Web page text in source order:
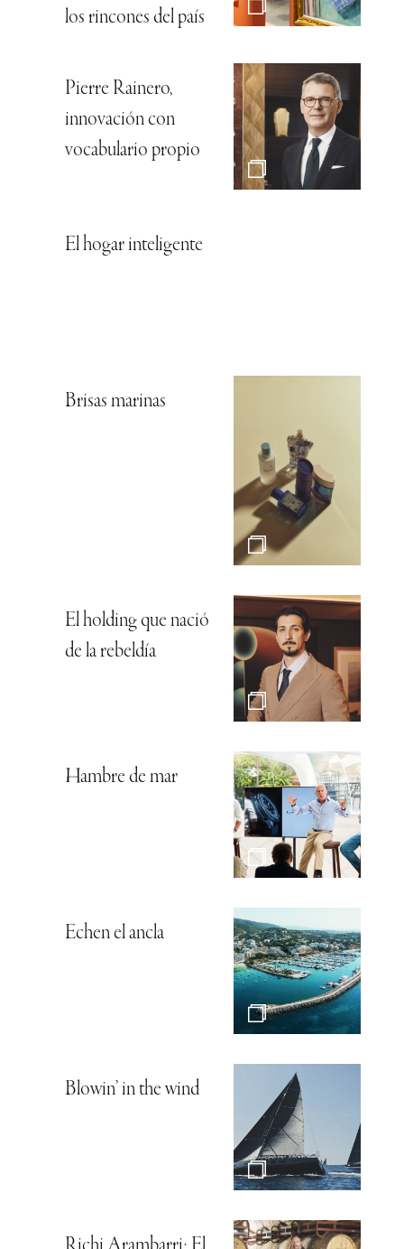
los rincones del país
Pierre Rainero,
innovación con
vocabulario propio
El hogar inteligente
Brisas marinas
El holding que nació
de la rebeldía
Hambre de mar
Echen el ancla
Blowin’ in the wind